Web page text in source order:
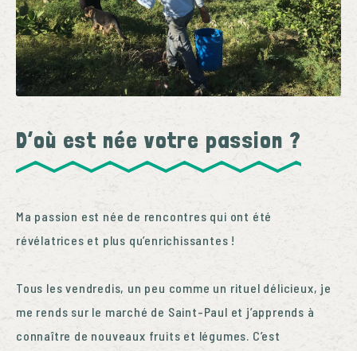
D’où est née votre passion ?
Ma passion est née de rencontres qui ont été
révélatrices et plus qu’enrichissantes !
Tous les vendredis, un peu comme un rituel délicieux, je
me rends sur le marché de Saint-Paul et j’apprends à
connaître de nouveaux fruits et légumes. C’est